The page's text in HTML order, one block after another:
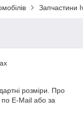
Запчастини
розміри. Про
по E-Mail або за
Nural, Mopisan,